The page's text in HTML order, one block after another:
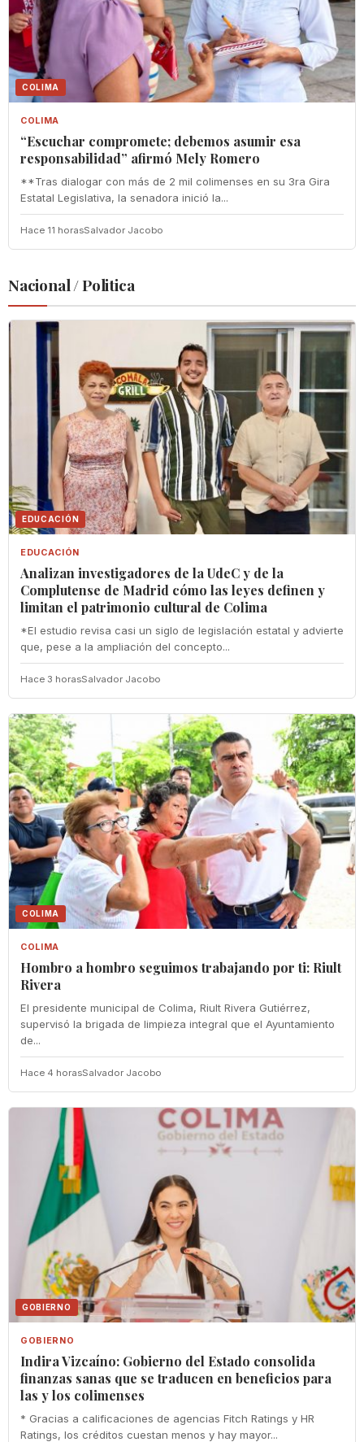
COLIMA
COLIMA
“Escuchar compromete; debemos asumir esa
responsabilidad” afirmó Mely Romero
**Tras dialogar con más de 2 mil colimenses en su 3ra Gira
Estatal Legislativa, la senadora inició la...
Hace 11 horasSalvador Jacobo
Nacional / Politica
EDUCACIÓN
EDUCACIÓN
Analizan investigadores de la UdeC y de la
Complutense de Madrid cómo las leyes definen y
limitan el patrimonio cultural de Colima
*El estudio revisa casi un siglo de legislación estatal y advierte
que, pese a la ampliación del concepto...
Hace 3 horasSalvador Jacobo
COLIMA
COLIMA
Hombro a hombro seguimos trabajando por ti: Riult
Rivera
El presidente municipal de Colima, Riult Rivera Gutiérrez,
supervisó la brigada de limpieza integral que el Ayuntamiento
de...
Hace 4 horasSalvador Jacobo
GOBIERNO
GOBIERNO
Indira Vizcaíno: Gobierno del Estado consolida
finanzas sanas que se traducen en beneficios para
las y los colimenses
* Gracias a calificaciones de agencias Fitch Ratings y HR
Ratings, los créditos cuestan menos y hay mayor...